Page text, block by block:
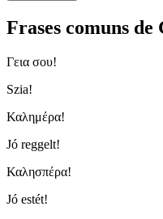
Frases comuns
Γεια σου!
Szia!
Καλημέρα!
Jó reggelt!
Καλησπέρα!
Jó estét!